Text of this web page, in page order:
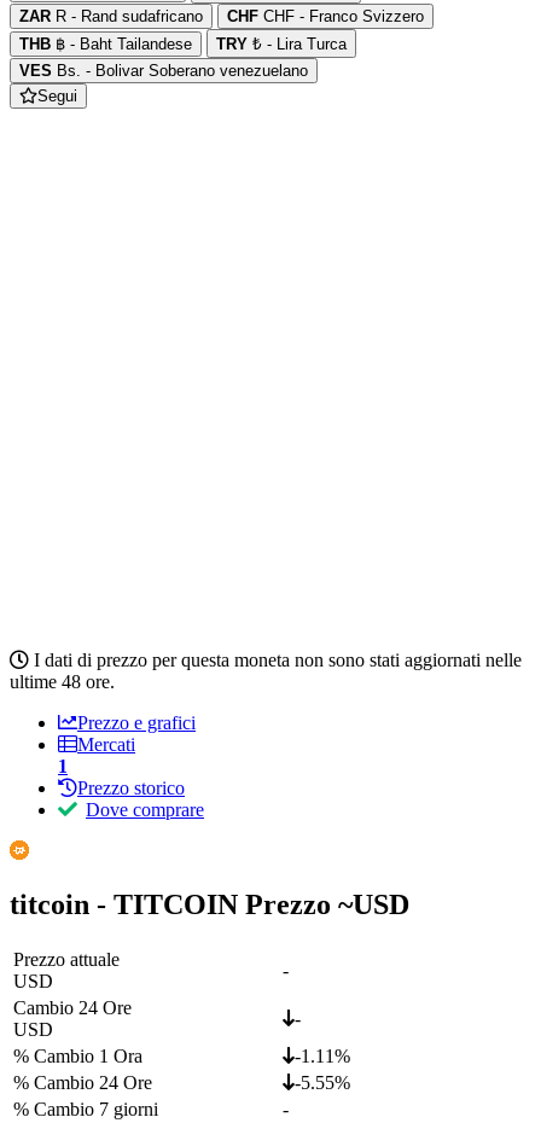
ZAR R - Rand sudafricano CHF CHF - Franco Svizzero
THB ฿ - Baht Tailandese TRY ₺ - Lira Turca
VES Bs. - Bolivar Soberano venezuelano
Segui
I dati di prezzo per questa moneta non sono stati aggiornati nelle
ultime 48 ore.
Prezzo e grafici
Mercati
1
Prezzo storico
Dove comprare
titcoin - TITCOIN Prezzo ~USD
Prezzo attuale
USD
-
Cambio 24 Ore
USD
-
% Cambio 1 Ora
-1.11%
% Cambio 24 Ore
-5.55%
% Cambio 7 giorni
-